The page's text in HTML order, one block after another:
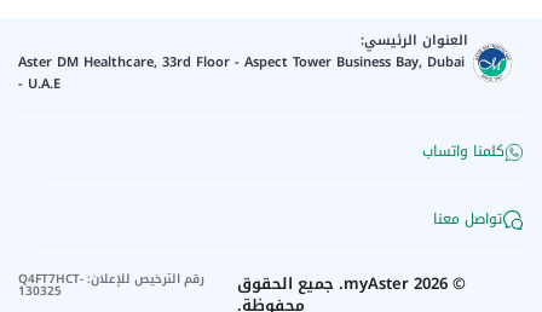
العنوان الرئيسي:
Aster DM Healthcare, 33rd Floor - Aspect Tower Business Bay, Dubai
- U.A.E
كلمنا واتساب
تواصل معنا
©
2026
myAster. جميع الحقوق
محفوظة.
رقم الترخيص للإعلان:
Q4FT7HCT-
130325